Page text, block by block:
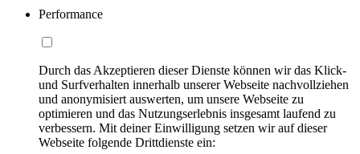
Performance
Durch das Akzeptieren dieser Dienste können wir das Klick-
und Surfverhalten innerhalb unserer Webseite nachvollziehen
und anonymisiert auswerten, um unsere Webseite zu
optimieren und das Nutzungserlebnis insgesamt laufend zu
verbessern. Mit deiner Einwilligung setzen wir auf dieser
Webseite folgende Drittdienste ein: